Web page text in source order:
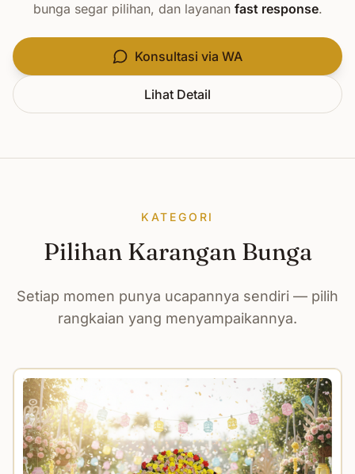
bunga segar pilihan, dan layanan fast response.
Konsultasi via WA
Lihat Detail
KATEGORI
Pilihan Karangan Bunga
Setiap momen punya ucapannya sendiri — pilih
rangkaian yang menyampaikannya.